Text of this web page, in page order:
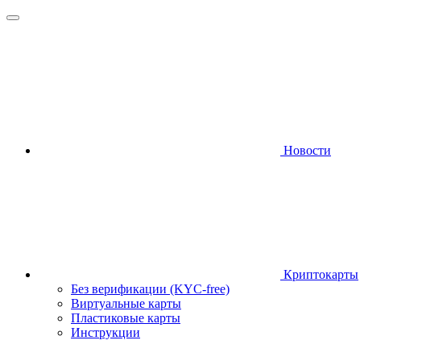
Новости
Криптокарты
Без верификации (KYC-free)
Виртуальные карты
Пластиковые карты
Инструкции